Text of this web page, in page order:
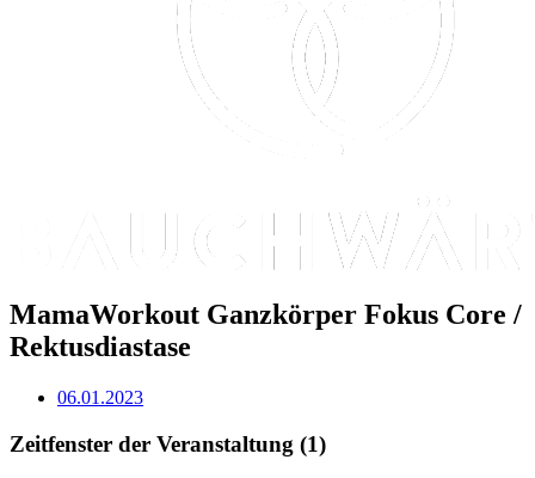
MamaWorkout Ganzkörper Fokus Core /
Rektusdiastase
06.01.2023
Zeitfenster der Veranstaltung (1)